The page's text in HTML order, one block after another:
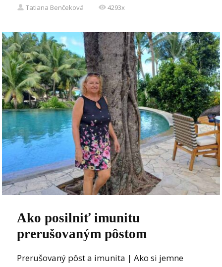
Tatiana Benčeková 4293x
Ako posilniť imunitu
prerušovaným pôstom
Prerušovaný pôst a imunita | Ako si jemne